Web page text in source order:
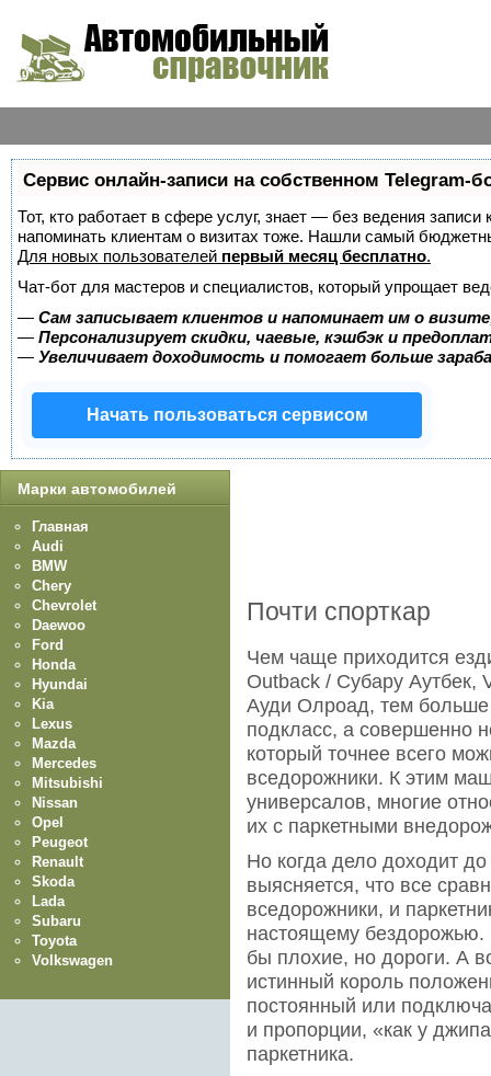
Сервис онлайн-записи на собственном Telegram-
Тот, кто работает в сфере услуг, знает — без ведения
напоминать клиентам о визитах тоже. Нашли самый
Для новых пользователей первый месяц бесплатно.
Чат-бот для мастеров и специалистов, который упрощает
— Сам записывает клиентов и напоминает им о
— Персонализирует скидки, чаевые, кэшбэк и
— Увеличивает доходимость и помогает больше
Начать пользоваться сервисом
Почти спорткар
Чем чаще приходится
Outback / Субару Аутбек,
Ауди Олроад, тем больше
подкласс, а совершенно
который точнее всего
вседорожники. К этим
универсалов, многие
их с паркетными
Но когда дело доходит
выясняется, что все
вседорожники, и
настоящему бездорожью.
бы плохие, но дороги. А
истинный король
постоянный или
и пропорции, «как у
паркетника.
Марки автомобилей
Главная
Audi
BMW
Chery
Chevrolet
Daewoo
Ford
Honda
Hyundai
Kia
Lexus
Mazda
Mercedes
Mitsubishi
Nissan
Opel
Peugeot
Renault
Skoda
Lada
Subaru
Toyota
Volkswagen